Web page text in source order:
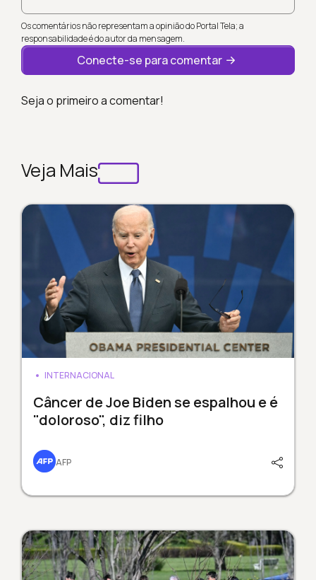
Os comentários não representam a opinião do Portal Tela; a
responsabilidade é do autor da mensagem.
Conecte-se para comentar
Seja o primeiro a comentar!
Veja Mais
INTERNACIONAL
Câncer de Joe Biden se espalhou e é
"doloroso", diz filho
AFP